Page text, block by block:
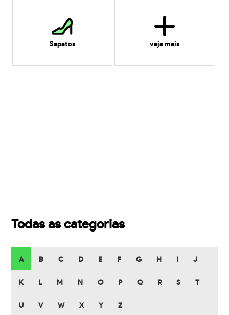
Sapatos veja mais
Todas as categorias
A B C D E F G H J
K L M N O P Q R S T
U V W X Y Z